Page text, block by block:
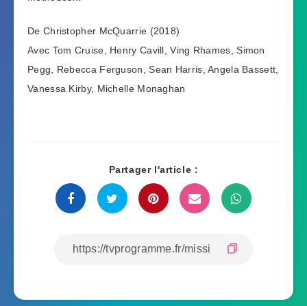
De Christopher McQuarrie (2018)
Avec Tom Cruise, Henry Cavill, Ving Rhames, Simon
Pegg, Rebecca Ferguson, Sean Harris, Angela Bassett,
Vanessa Kirby, Michelle Monaghan
Partager l'article :